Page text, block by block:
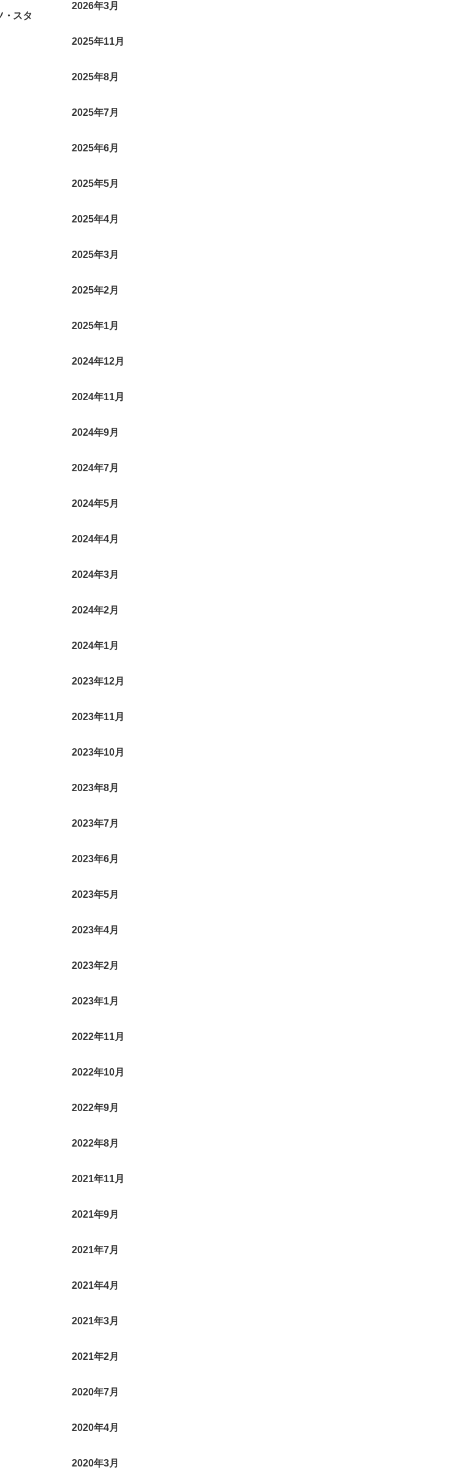
・スタ
2026年3月
2025年11月
2025年8月
2025年7月
2025年6月
2025年5月
2025年4月
2025年3月
2025年2月
2025年1月
2024年12月
2024年11月
2024年9月
2024年7月
2024年5月
2024年4月
2024年3月
2024年2月
2024年1月
2023年12月
2023年11月
2023年10月
2023年8月
2023年7月
2023年6月
2023年5月
2023年4月
2023年2月
2023年1月
2022年11月
2022年10月
2022年9月
2022年8月
2021年11月
2021年9月
2021年7月
2021年4月
2021年3月
2021年2月
2020年7月
2020年4月
2020年3月